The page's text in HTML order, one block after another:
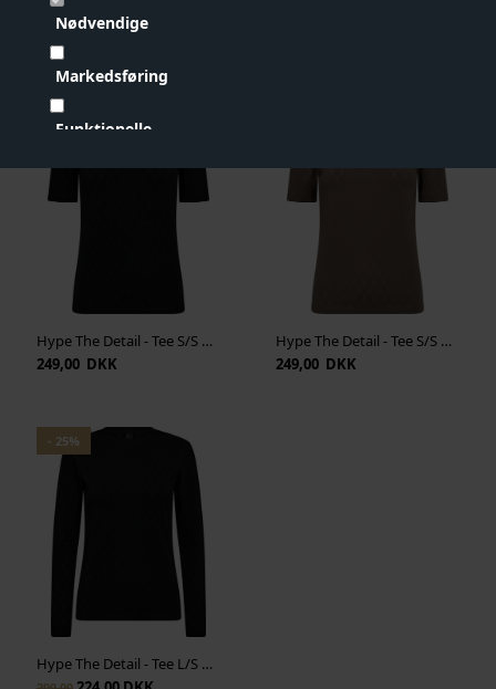
Nødvendige
Markedsføring
Funktionelle
Statistiske
Måske er du også interesseret i
følgende produkter
NYHED
Hype The Detail - Tee S/S H-Logo - Sort
249,00 DKK
Hype The Detail - Tee S/S H-Logo - Brun
249,00 DKK
- 25%
Hype The Detail - Tee L/S H-Logo - Sort